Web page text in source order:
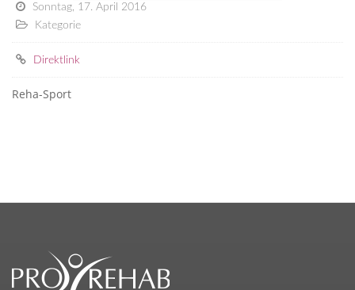
Sonntag, 17. April 2016
Kategorie
Direktlink
Reha-Sport